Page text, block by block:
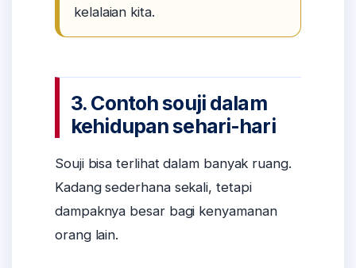
kelalaian kita.
3. Contoh souji dalam
kehidupan sehari-hari
Souji bisa terlihat dalam banyak ruang.
Kadang sederhana sekali, tetapi
dampaknya besar bagi kenyamanan
orang lain.